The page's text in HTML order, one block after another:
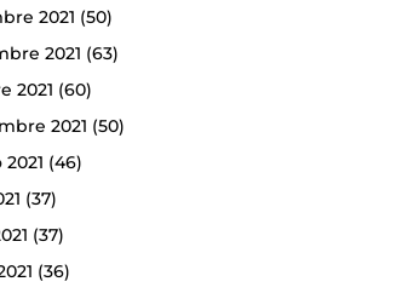
2021 (50)
2021 (63)
2021 (60)
2021 (50)
(46)
(37)
(37)
(36)